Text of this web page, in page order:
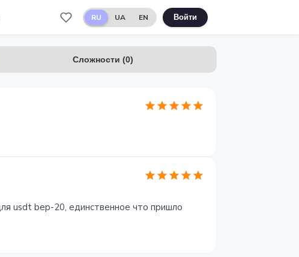
RU UA EN Войти
Сложности (0)
usdt bep-20, единственное что пришло